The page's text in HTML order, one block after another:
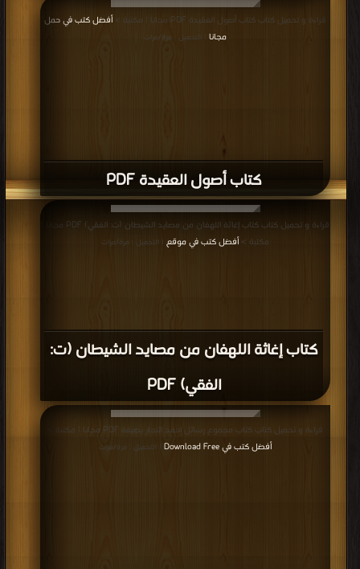
كتاب أصول العقيدة PDF
قراءة و تحميل كتاب كتاب أصول العقيدة PDF مجانا | مكتبة >
أفضل كتب في حمل
مجانا | التحميل : مرة/مرات
كتاب إغاثة اللهفان من مصايد الشيطان (ت:
الفقي) PDF
قراءة و تحميل كتاب كتاب إغاثة اللهفان من مصايد الشيطان (ت: الفقي) PDF مجانا |
مكتبة >أفضل كتب في موقع | التحميل : مرة/مرات
قراءة و تحميل كتاب كتاب مجموع رسائل احمد النجار بصيغة PDF مجانا | مكتبة >
أفضل كتب في Download Free
| التحميل : مرة/مرات